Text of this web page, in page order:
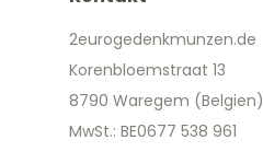
2eurogedenkmunzen.de
Korenbloemstraat 13
8790 Waregem (Belgien)
MwSt.: BE0677 538 961